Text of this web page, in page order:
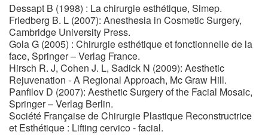
Dessapt B (1998) : La chirurgie esthétique, Simep.
Friedberg B. L (2007): Anesthesia in Cosmetic Surgery,
Cambridge University Press.
Gola G (2005) : Chirurgie esthétique et fonctionnelle de la
face, Springer – Verlag France.
Hirsch R. J, Cohen J. L, Sadick N (2009): Aesthetic
Rejuvenation - A Regional Approach, Mc Graw Hill.
Panfilov D (2007): Aesthetic Surgery of the Facial Mosaic,
Springer – Verlag Berlin.
Société Française de Chirurgie Plastique Reconstructrice
et Esthétique : Lifting cervico - facial.